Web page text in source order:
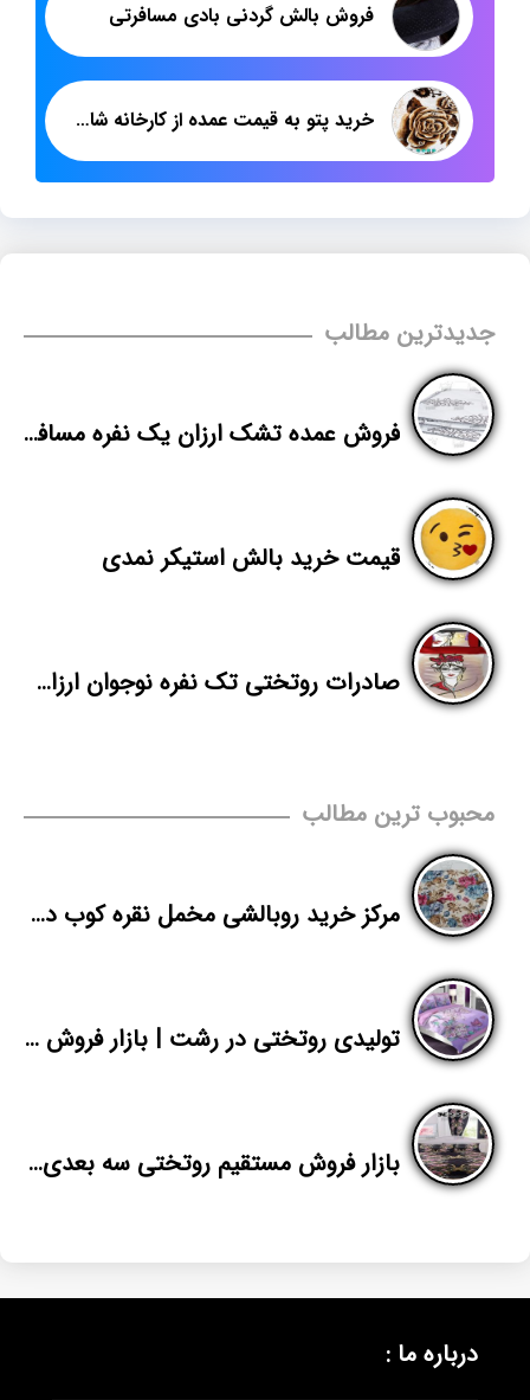
فروش بالش گردنی بادی مسافرتی
خرید پتو به قیمت عمده از کارخانه شادیلون
جدیدترین مطالب
فروش عمده تشک ارزان یک نفره مسافرتی
قیمت خرید بالش استیکر نمدی
صادرات روتختی تک نفره نوجوان ارزان قیمت
محبوب ترین مطالب
مرکز خرید روبالشی مخمل نقره کوب در تهران
تولیدی روتختی در رشت | بازار فروش عمده روتختی میکرو دیجیتال دونفره
بازار فروش مستقیم روتختی سه بعدی بندرعباس
درباره ما :